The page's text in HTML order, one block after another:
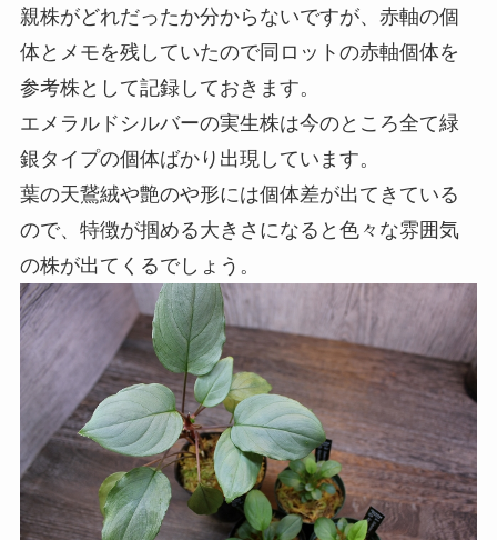
親株がどれだったか分からないですが、赤軸の個
体とメモを残していたので同ロットの赤軸個体を
参考株として記録しておきます。
エメラルドシルバーの実生株は今のところ全て緑
銀タイプの個体ばかり出現しています。
葉の天鵞絨や艶のや形には個体差が出てきている
ので、特徴が掴める大きさになると色々な雰囲気
の株が出てくるでしょう。